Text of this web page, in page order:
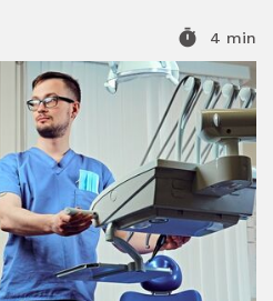
timer 4 min